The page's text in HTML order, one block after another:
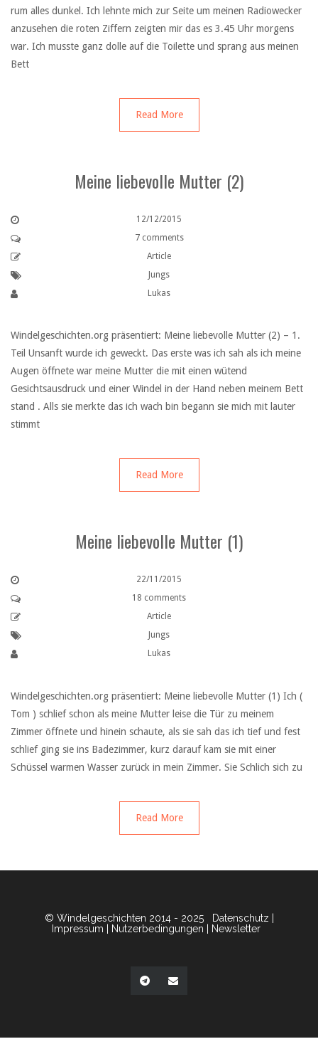
rum alles dunkel. Ich lehnte mich zur Seite um meinen Radiowecker
anzusehen die roten Ziffern zeigten mir das es 3.45 Uhr morgens
war. Ich musste ganz dolle auf die Toilette und sprang aus meinen
Bett
Read More
Meine liebevolle Mutter (2)
12/12/2015
7 comments
Article
Jungs
Lukas
Windelgeschichten.org präsentiert: Meine liebevolle Mutter (2) – 1.
Teil Unsanft wurde ich geweckt. Das erste was ich sah als ich meine
Augen öffnete war meine Mutter die mit einen wütend
Gesichtsausdruck und einer Windel in der Hand neben meinem Bett
stand . Alls sie merkte das ich wach bin begann sie mich mit lauter
stimmt
Read More
Meine liebevolle Mutter (1)
22/11/2015
18 comments
Article
Jungs
Lukas
Windelgeschichten.org präsentiert: Meine liebevolle Mutter (1) Ich (
Tom ) schlief schon als meine Mutter leise die Tür zu meinem
Zimmer öffnete und hinein schaute, als sie sah das ich tief und fest
schlief ging sie ins Badezimmer, kurz darauf kam sie mit einer
Schüssel warmen Wasser zurück in mein Zimmer. Sie Schlich sich zu
Read More
© Windelgeschichten 2014 - 2025 Datenschutz
Impressum
Nutzerbedingungen Newsletter